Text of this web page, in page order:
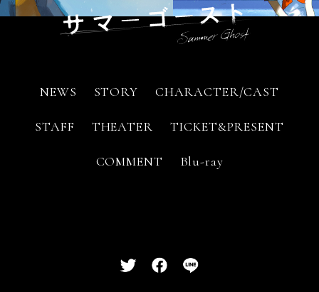
NEWS STORY CHARACTER/CAST
STAFF THEATER TICKET&PRESENT
COMMENT Blu-ray